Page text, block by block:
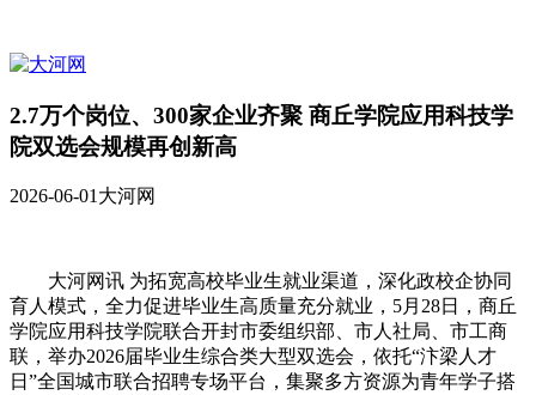
2.7万个岗位、300家企业齐聚 商丘学院应用科技学
院双选会规模再创新高
2026-06-01大河网
大河网讯 为拓宽高校毕业生就业渠道，深化政校企协同
育人模式，全力促进毕业生高质量充分就业，5月28日，商丘
学院应用科技学院联合开封市委组织部、市人社局、市工商
联，举办2026届毕业生综合类大型双选会，依托“汴梁人才
日”全国城市联合招聘专场平台，集聚多方资源为青年学子搭